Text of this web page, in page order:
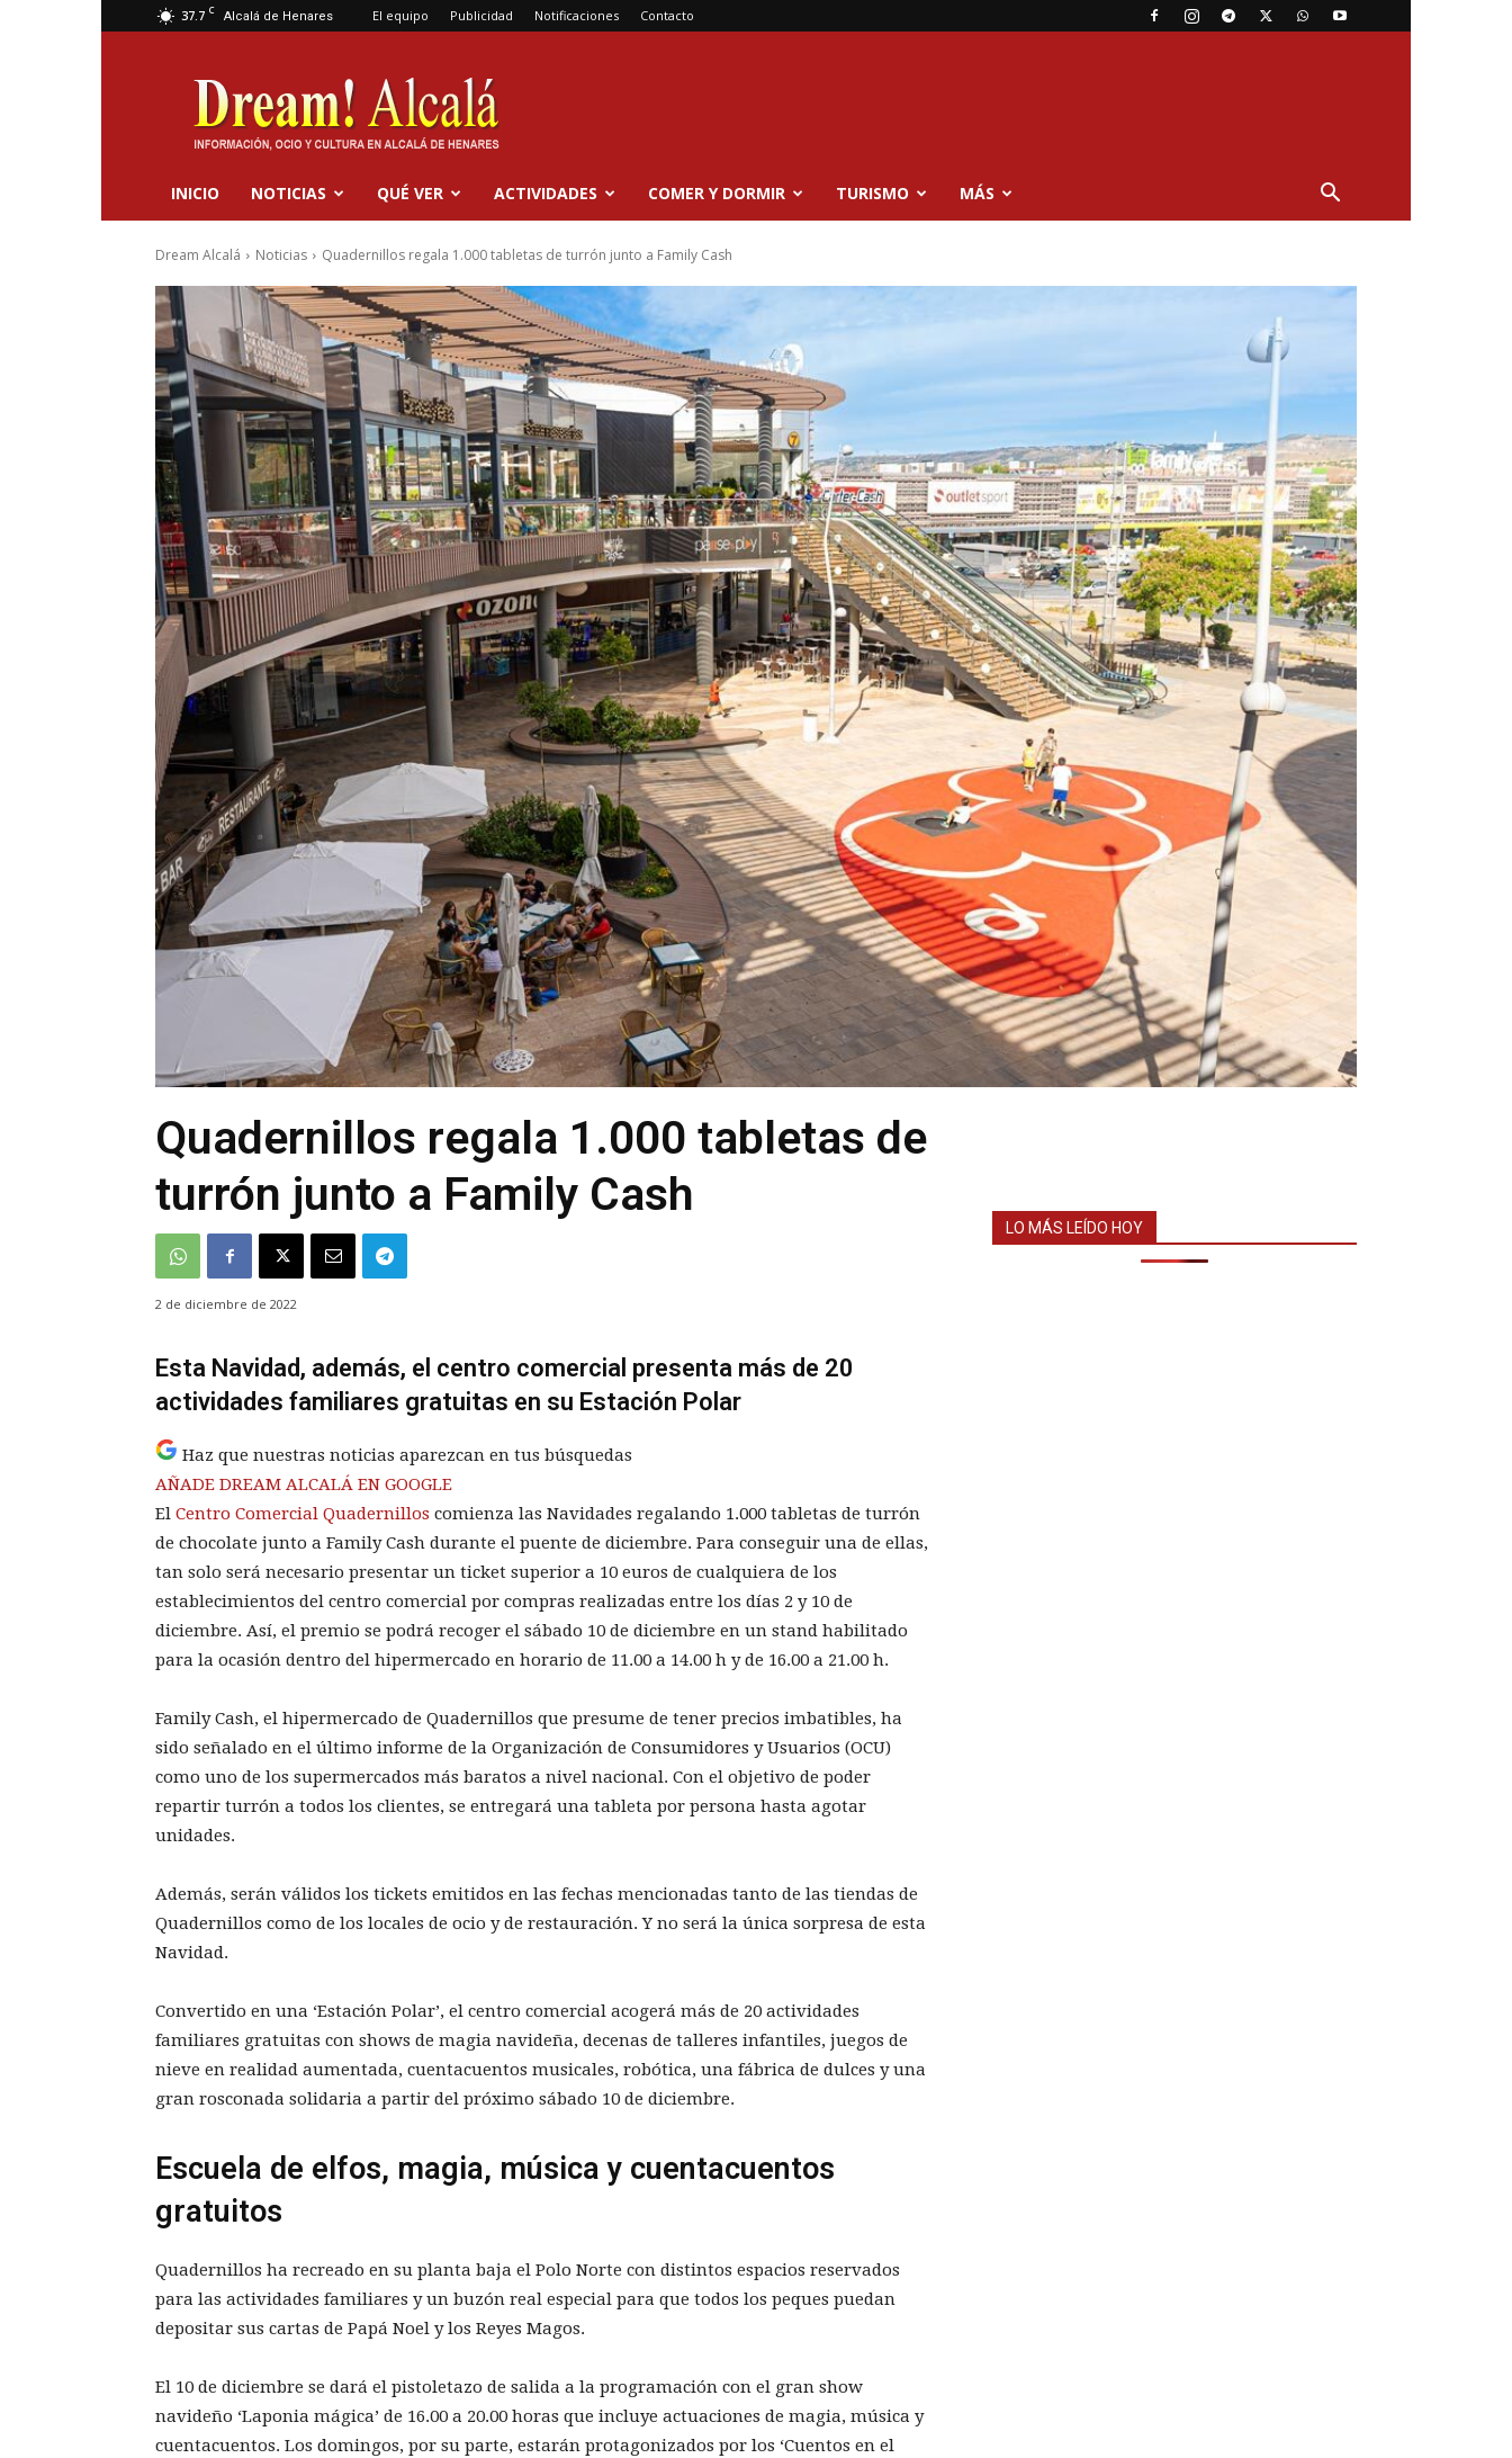
37.7 C Alcalá de Henares El equipo Publicidad Notificaciones Contacto
Dream
Alcalá
INICIO NOTICIAS QUÉ VER ACTIVIDADES COMER Y DORMIR TURISMO MÁS
Dream Alcalá Noticias Quadernillos regala 1.000 tabletas de turrón junto a Family Cash
Quadernillos regala 1.000 tabletas de
turrón junto a Family Cash
2 de diciembre de 2022
Esta Navidad, además, el centro comercial presenta más de 20
actividades familiares gratuitas en su Estación Polar
Haz que nuestras noticias aparezcan en tus búsquedas
AÑADE DREAM ALCALÁ EN GOOGLE
El Centro Comercial Quadernillos comienza las Navidades regalando 1.000 tabletas de turrón
de chocolate junto a Family Cash durante el puente de diciembre. Para conseguir una de ellas,
tan solo será necesario presentar un ticket superior a 10 euros de cualquiera de los
establecimientos del centro comercial por compras realizadas entre los días 2 y 10 de
diciembre. Así, el premio se podrá recoger el sábado 10 de diciembre en un stand habilitado
para la ocasión dentro del hipermercado en horario de 11.00 a 14.00 h y de 16.00 a 21.00 h.
Family Cash, el hipermercado de Quadernillos que presume de tener precios imbatibles, ha
sido señalado en el último informe de la Organización de Consumidores y Usuarios (OCU)
como uno de los supermercados más baratos a nivel nacional. Con el objetivo de poder
repartir turrón a todos los clientes, se entregará una tableta por persona hasta agotar
unidades.
Además, serán válidos los tickets emitidos en las fechas mencionadas tanto de las tiendas de
Quadernillos como de los locales de ocio y de restauración. Y no será la única sorpresa de esta
Navidad.
Convertido en una ‘Estación Polar’, el centro comercial acogerá más de 20 actividades
familiares gratuitas con shows de magia navideña, decenas de talleres infantiles, juegos de
nieve en realidad aumentada, cuentacuentos musicales, robótica, una fábrica de dulces y una
gran rosconada solidaria a partir del próximo sábado 10 de diciembre.
Escuela de elfos, magia, música y cuentacuentos
gratuitos
Quadernillos ha recreado en su planta baja el Polo Norte con distintos espacios reservados
para las actividades familiares y un buzón real especial para que todos los peques puedan
depositar sus cartas de Papá Noel y los Reyes Magos.
El 10 de diciembre se dará el pistoletazo de salida a la programación con el gran show
navideño ‘Laponia mágica’ de 16.00 a 20.00 horas que incluye actuaciones de magia, música y
cuentacuentos. Los domingos, por su parte, estarán protagonizados por los ‘Cuentos en el
LO MÁS LEÍDO HOY